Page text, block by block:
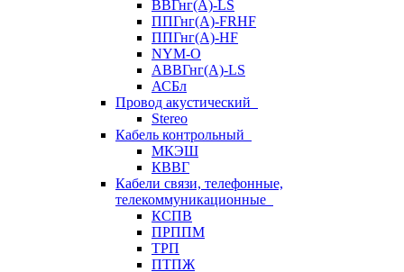
ВВГнг(А)-LS
ППГнг(А)-FRHF
ППГнг(А)-HF
NYM-O
АВВГнг(А)-LS
АСБл
Провод акустический
Stereo
Кабель контрольный
МКЭШ
КВВГ
Кабели связи, телефонные,
телекоммуникационные
КСПВ
ПРППМ
ТРП
ПТПЖ